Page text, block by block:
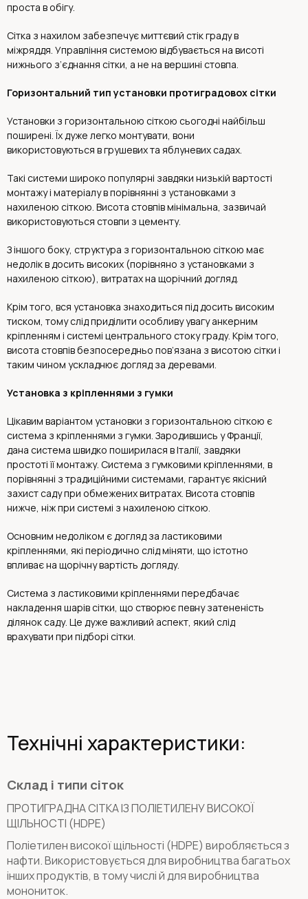
проста в обігу.
Сітка з нахилом забезпечує миттєвий стік граду в
міжряддя. Управління системою відбувається на висоті
нижнього з’єднання сітки, а не на вершині стовпа.
Горизонтальний тип установки протиградовох сітки
Установки з горизонтальною сіткою сьогодні найбільш
поширені. Їх дуже легко монтувати, вони
використовуються в грушевих та яблуневих садах.
Такі системи широко популярні завдяки низькій вартості
монтажу і матеріалу в порівнянні з установками з
нахиленою сіткою. Висота стовпів мінімальна, зазвичай
використовуються стовпи з цементу.
З іншого боку, структура з горизонтальною сіткою має
недолік в досить високих (порівняно з установками з
нахиленою сіткою), витратах на щорічний догляд.
Крім того, вся установка знаходиться під досить високим
тиском, тому слід приділити особливу увагу анкерним
кріпленням і системі центрального стоку граду. Крім того,
висота стовпів безпосередньо пов’язана з висотою сітки і
таким чином ускладнює догляд за деревами.
Установка з кріпленнями з гумки
Цікавим варіантом установки з горизонтальною сіткою є
система з кріпленнями з гумки. Зародившись у Франції,
дана система швидко поширилася в Італії, завдяки
простоті її монтажу. Система з гумковими кріпленнями, в
порівнянні з традиційними системами, гарантує якісний
захист саду при обмежених витратах. Висота стовпів
нижче, ніж при системі з нахиленою сіткою.
Основним недоліком є ​​догляд за ластиковими
кріпленнями, які періодично слід міняти, що істотно
впливає на щорічну вартість догляду.
Система з ластиковими кріпленнями передбачає
накладення шарів сітки, що створює певну затененість
ділянок саду. Це дуже важливий аспект, який слід
врахувати при підборі сітки.
Технічні характеристики:
Склад і типи сіток
ПРОТИГРАДНА СІТКА ІЗ ПОЛІЕТИЛЕНУ ВИСОКОЇ
ЩІЛЬНОСТІ (HDPE)
Поліетилен високої щільності (HDPE) виробляється з
нафти. Використовується для виробництва багатьох
інших продуктів, в тому числі й для виробництва
монониток.